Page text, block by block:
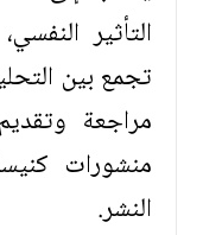
التأثير
تجمع بين
مراجعة
منشورات
النشر.